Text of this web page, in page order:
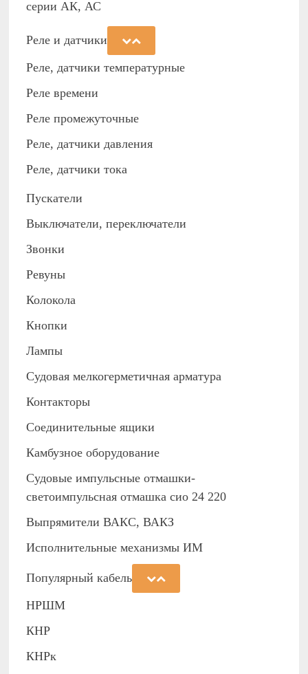
серии АК, АС
Реле и датчики
Реле, датчики температурные
Реле времени
Реле промежуточные
Реле, датчики давления
Реле, датчики тока
Пускатели
Выключатели, переключатели
Звонки
Ревуны
Колокола
Кнопки
Лампы
Судовая мелкогерметичная арматура
Контакторы
Соединительные ящики
Камбузное оборудование
Судовые импульсные отмашки-
светоимпульсная отмашка сио 24 220
Выпрямители ВАКС, ВАКЗ
Исполнительные механизмы ИМ
Популярный кабель
НРШМ
КНР
КНРк